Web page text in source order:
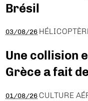
Brésil
03/08/26
Une collision
Grèce a fait
01/08/26 CULTURE